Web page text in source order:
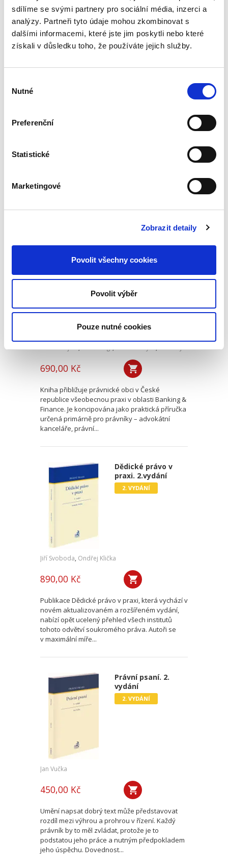
sdílíme se svými partnery pro sociální média, inzerci a
analýzy. Partneři tyto údaje mohou zkombinovat s
dalšími informacemi, které jste jim poskytli nebo které
získali v důsledku toho, že používáte jejich služby.
souhlasu
Nutné
Preferenční
Statistické
Marketingové
Zobrazit detaily
Povolit všechny cookies
Povolit výběr
Pouze nutné cookies
dobré (řádné)...
Právo pro obce
1 390,00 Kč
obcí. Autorský kolektiv pod vedením JUDr.
přehled nejdůležitějších právních předpisů a
Banking & Finance.
Všeobecná praxe
Martin Vojtko,Miloš Felgr,Daniel Hurych,Tomáš Jíně ,Petr Vybíral
690,00 Kč
Kniha přibližuje právnické obci v České
republice všeobecnou praxi v oblasti Banking &
Finance. Je koncipována jako praktická příručka
určená primárně pro právníky – advokátní
kanceláře, právní...
Dědické právo v
praxi. 2.vydání
2. VYDÁNÍ
Jiří Svoboda, Ondřej Klička
890,00 Kč
Publikace Dědické právo v praxi, která vychází v
novém aktualizovaném a rozšířeném vydání,
nabízí opět ucelený přehled všech institutů
tohoto odvětví soukromého práva. Autoři se
v maximální míře...
Právní psaní. 2.
vydání
2. VYDÁNÍ
Jan Vučka
450,00 Kč
Umění napsat dobrý text může představovat
rozdíl mezi výhrou a prohrou v řízení. Každý
právník by to měl zvládat, protože je to
podstatou jeho práce a nutným předpokladem
jeho úspěchu. Dovednost...